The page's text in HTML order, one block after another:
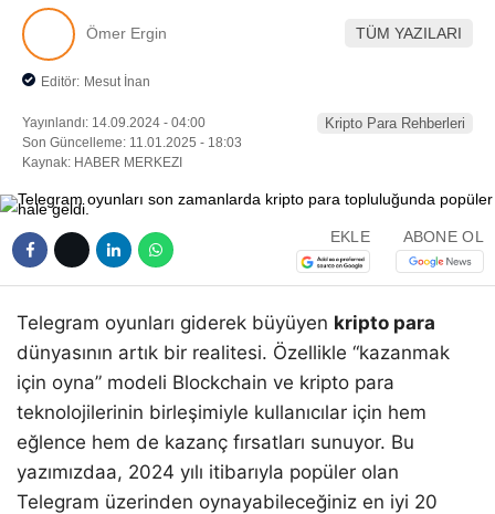
Ömer Ergin TÜM YAZILARI
Editör: Mesut İnan
Yayınlandı: 14.09.2024 - 04:00
Son Güncelleme: 11.01.2025 - 18:03
Kaynak: HABER MERKEZI
Kripto Para Rehberleri
EKLE ABONE OL
Telegram oyunları giderek büyüyen kripto para
dünyasının artık bir realitesi. Özellikle “kazanmak
için oyna” modeli Blockchain ve kripto para
teknolojilerinin birleşimiyle kullanıcılar için hem
eğlence hem de kazanç fırsatları sunuyor. Bu
yazımızdaa, 2024 yılı itibarıyla popüler olan
Telegram üzerinden oynayabileceğiniz en iyi 20